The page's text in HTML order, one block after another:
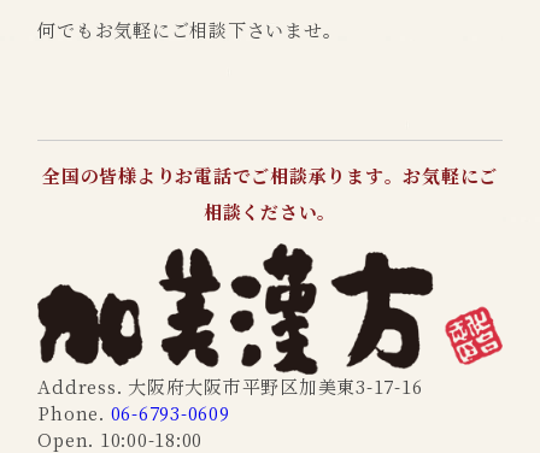
何でもお気軽にご相談下さいませ。
全国の皆様よりお電話でご相談承ります。お気軽にご
相談ください。
Address. 大阪府大阪市平野区加美東3-17-16
Phone. 06-6793-0609
Open. 10:00-18:00